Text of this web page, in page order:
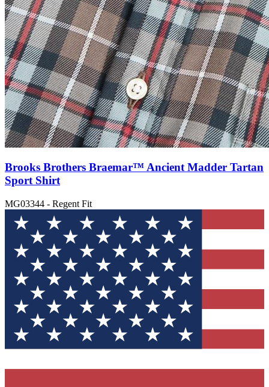
Brooks Brothers Braemar™ Ancient Madder Tartan
Sport Shirt
MG03344 - Regent Fit